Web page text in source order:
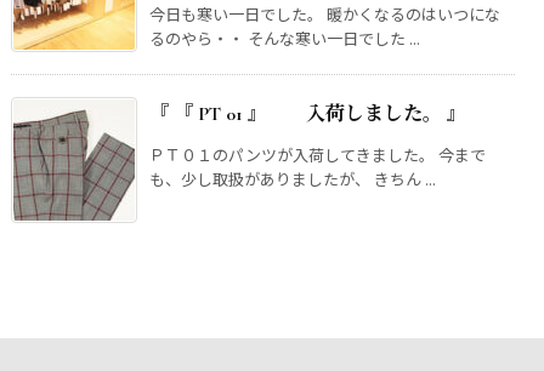
今日も寒い一日でした。 暖かくなるのはいつにな
るのやら・・ そんな寒い一日でした ...
『 『 PT 01 』 入荷しました。 』
ＰＴ０１のパンツが入荷してきました。 今まで
も、少し取扱がありましたが、 きちん ...